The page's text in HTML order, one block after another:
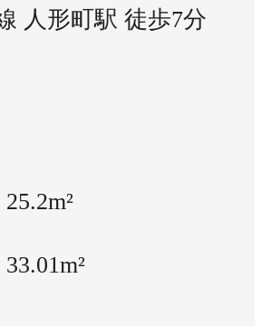
人形町駅 徒歩7分
25.2m²
33.01m²